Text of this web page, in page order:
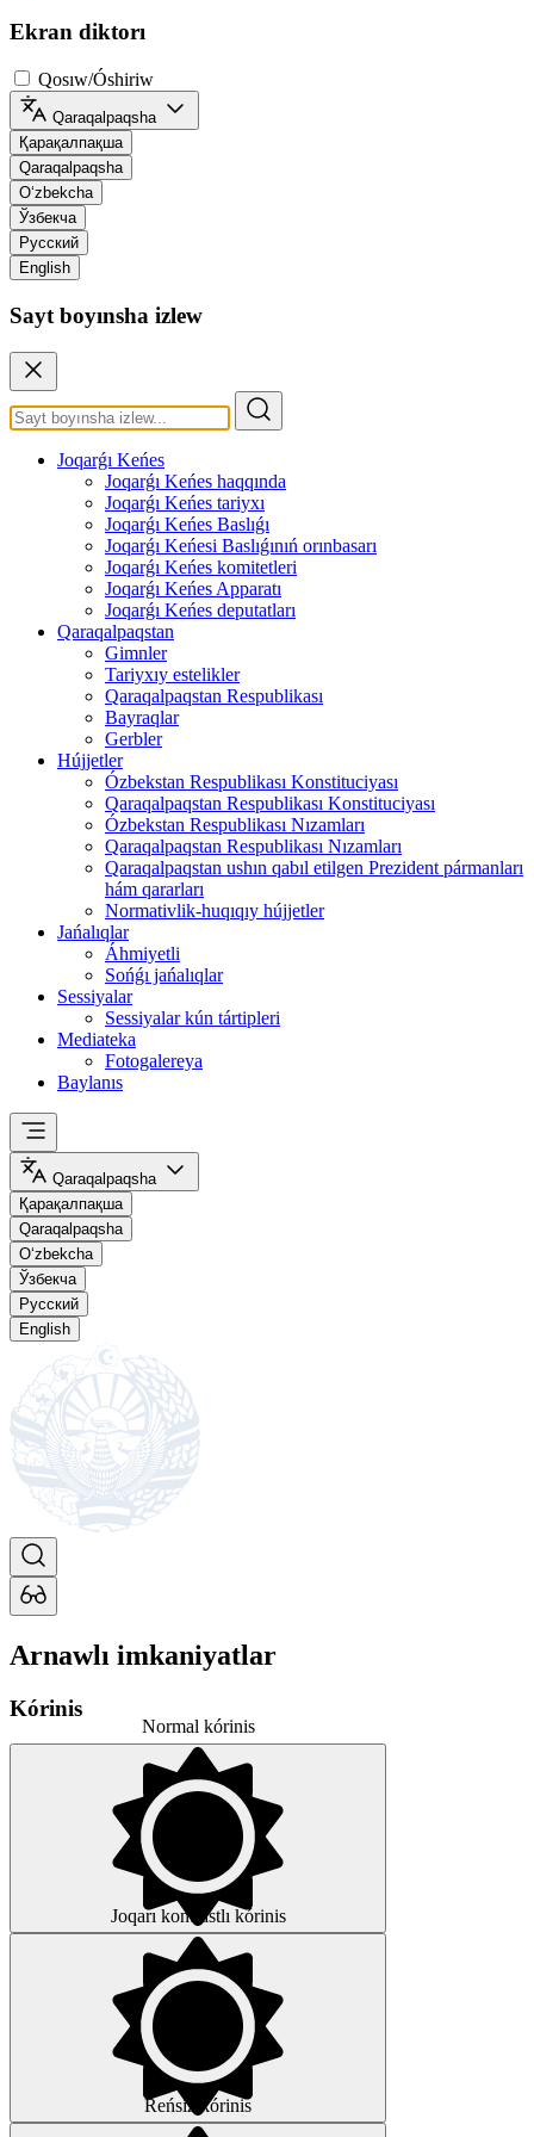
Ekran diktorı
Qosıw/Óshiriw
Qaraqalpaqsha
Қарақалпақша
Qaraqalpaqsha
O‘zbekcha
Ўзбекча
Русский
English
Sayt boyınsha izlew
Joqarǵı Keńes
Joqarǵı Keńes haqqında
Joqarǵı Keńes tariyxı
Joqarǵı Keńes Baslıǵı
Joqarǵı Keńesi Baslıǵınıń orınbasarı
Joqarǵı Keńes komitetleri
Joqarǵı Keńes Apparatı
Joqarǵı Keńes deputatları
Qaraqalpaqstan
Gimnler
Tariyxıy estelikler
Qaraqalpaqstan Respublikası
Bayraqlar
Gerbler
Hújjetler
Ózbekstan Respublikası Konstituciyası
Qaraqalpaqstan Respublikası Konstituciyası
Ózbekstan Respublikası Nızamları
Qaraqalpaqstan Respublikası Nızamları
Qaraqalpaqstan ushın qabıl etilgen Prezident pármanları
hám qararları
Normativlik-huqıqıy hújjetler
Jańalıqlar
Áhmiyetli
Sońǵı jańalıqlar
Sessiyalar
Sessiyalar kún tártipleri
Mediateka
Fotogalereya
Baylanıs
Qaraqalpaqsha
Қарақалпақша
Qaraqalpaqsha
O‘zbekcha
Ўзбекча
Русский
English
Arnawlı imkaniyatlar
Kórinis
Normal kórinis
Joqarı kontrastlı kórinis
Reńsiz kórinis